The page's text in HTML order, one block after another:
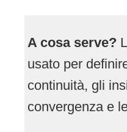
A cosa serve?
usato per
continuità, gli
convergenza e